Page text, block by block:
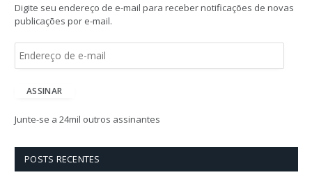
Digite seu endereço de e-mail para receber notificações de novas
publicações por e-mail.
e
ç
ASSINAR
Junte-se a 24mil outros assinantes
POSTS RECENTES